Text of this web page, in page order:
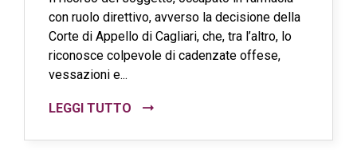
con ruolo direttivo, avverso la decisione della
Corte di Appello di Cagliari, che, tra l’altro, lo
riconosce colpevole di cadenzate offese,
vessazioni e...
LEGGI TUTTO